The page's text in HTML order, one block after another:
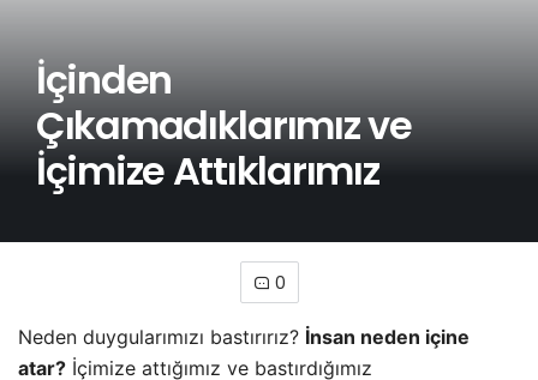
İçinden
Çıkamadıklarımız ve
İçimize Attıklarımız
0
Neden duygularımızı bastırırız? İnsan neden içine
atar? İçimize attığımız ve bastırdığımız